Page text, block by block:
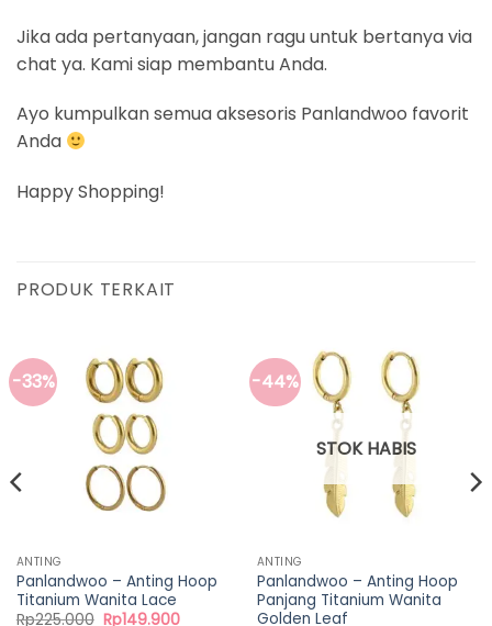
Jika ada pertanyaan, jangan ragu untuk bertanya via
chat ya. Kami siap membantu Anda.
Ayo kumpulkan semua aksesoris Panlandwoo favorit
Anda
Happy Shopping!
PRODUK TERKAIT
-33%
ANTING
Panlandwoo – Anting Hoop
Titanium Wanita Lace
Rp225.000 Harga
Rp149.900Harga
-44%
STOK HABIS
ANTING
Panlandwoo – Anting Hoop
Panjang Titanium Wanita
Golden Leaf